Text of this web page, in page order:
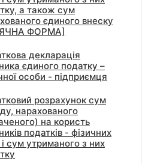
а також сум
єдиного внеску
ФОРМА]
декларація
єдиного податку –
особи - підприємця
розрахунок сум
нарахованого
на користь
податків - фізичних
і сум утриманого з них